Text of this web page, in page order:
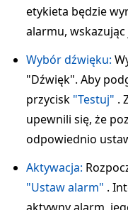
etykieta będzie
alarmu,
Wybór dźwięku:
"Dźwięk". Aby
przycisk "Testuj" .
upewnili się, że
odpowiednio
Aktywacja:
"Ustaw alarm" .